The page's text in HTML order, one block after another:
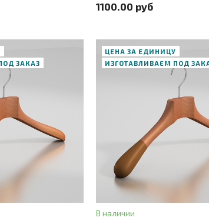
1100.00 руб
Размер 35
ЗАКАЗ
ЦЕНА ЗА ЕДИНИЦУ
ИЗГОТАВЛИВАЕМ ПОД
В наличии
В корзину